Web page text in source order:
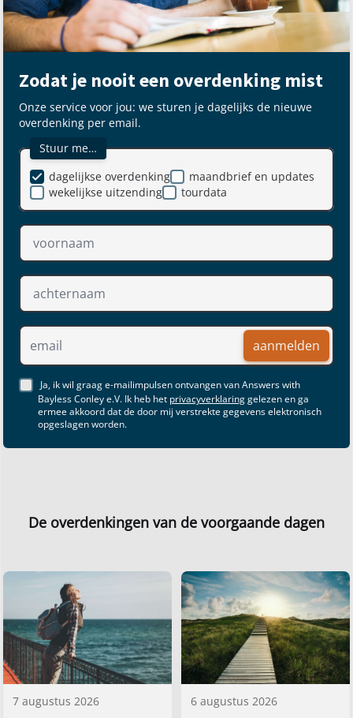
Zodat je nooit een overdenking mist
Onze service voor jou: we sturen je dagelijks de nieuwe
overdenking per email.
Stuur me…
maandbrief en updates
dagelijkse overdenking
wekelijkse uitzending
tourdata
aanmelden
Ja, ik wil graag e-mailimpulsen ontvangen van Answers with
Bayless Conley e.V. Ik heb het privacyverklaringgelezen en ga
ermee akkoord dat de door mij verstrekte gegevens elektronisch
opgeslagen worden.
De overdenkingen van de voorgaande dagen
7 augustus 2026 6 augustus 2026